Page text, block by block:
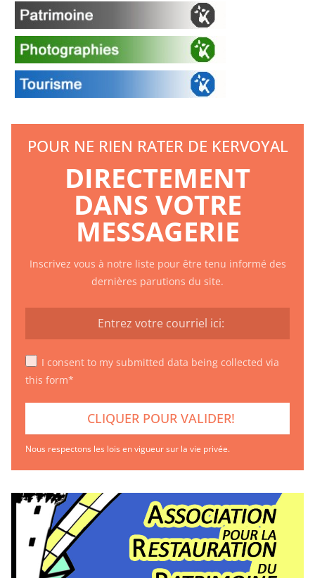
POUR NE RIEN RATER DE KERVOYAL
DIRECTEMENT
DANS VOTRE
MESSAGERIE
Inscrivez vous à notre liste pour être tenu informé des
dernières parutions du site.
I consent to my submitted data being collected via
this form*
Nous respectons les lois en vigueur sur la vie privée.